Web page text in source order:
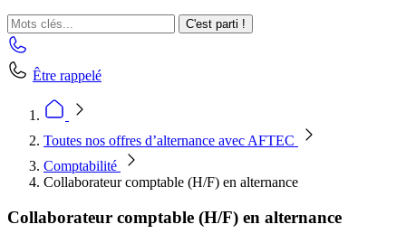
C'est parti !
Être rappelé
Toutes nos offres d’alternance avec AFTEC
Comptabilité
Collaborateur comptable (H/F) en alternance
Collaborateur comptable (H/F) en alternance